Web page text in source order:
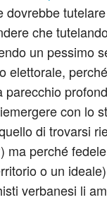
dovrebbe
che
un pessimo
elettorale,
parecchio
con lo
di trovarsi
ma perché
o un
verbanesi li